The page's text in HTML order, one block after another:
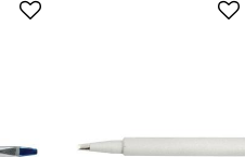
Add to favorites